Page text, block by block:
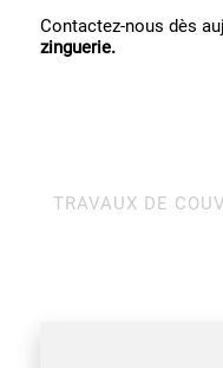
Contactez-nous dès
zinguerie.
TRAVAUX DE